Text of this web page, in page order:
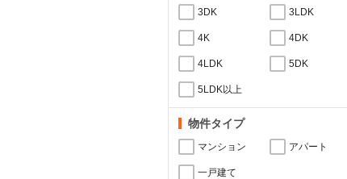
3DK 3LDK
4K 4DK
4LDK 5DK
5LDK以上
物件タイプ
マンション アパート
一戸建て